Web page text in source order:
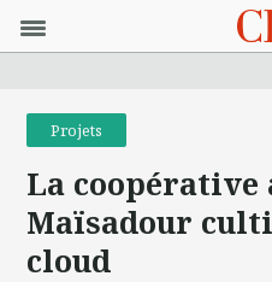
Projets
La coopérative
Maïsadour
cloud